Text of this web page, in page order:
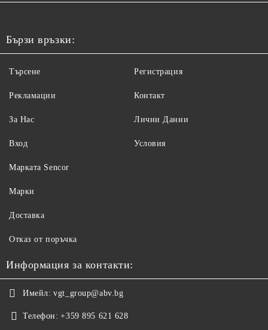
Бързи връзки:
Търсене
Рекламации
За Нас
Вход
Регистрация
Контакт
Лични Данни
Условия
Maрката Sencor
Марки
Доставка
Отказ от поръчка
Информация за контакти:
Имейл: vgt_group@abv.bg
Телефон: +359 895 621 628